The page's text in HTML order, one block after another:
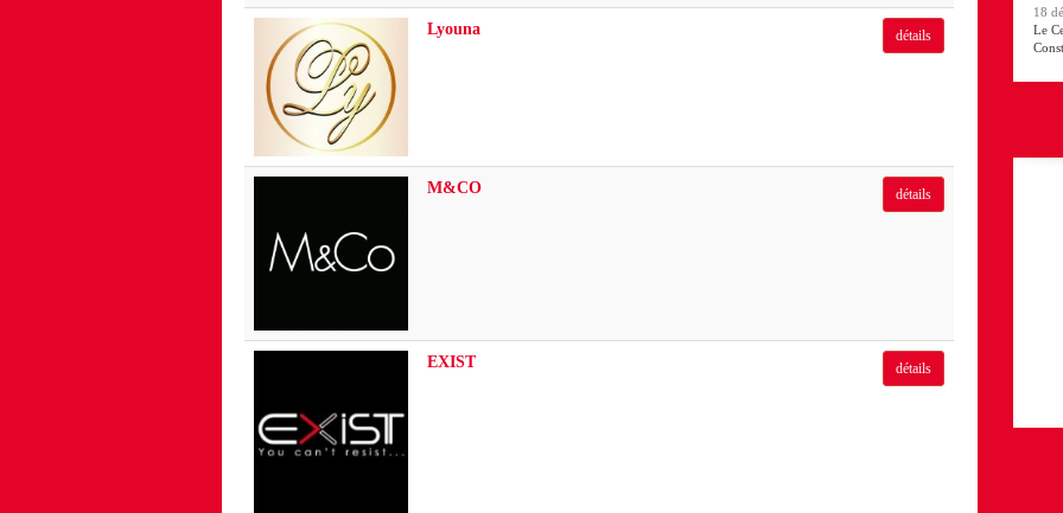
Lyouna détails
M&CO détails
EXIST détails
18
Le